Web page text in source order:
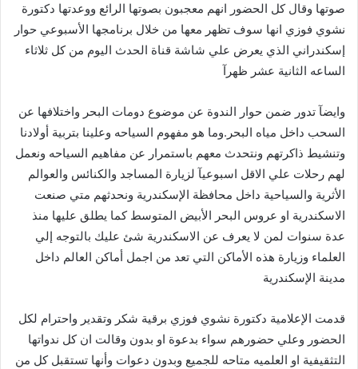
صوتها وقال كل الحضور انهم معجبون بصوتها الرائع ووعدتها دكتورة
نشوي فوزي انها سوف تظهر معها من خلال برنامجها الأسبوعي حوار
إسكندراني الذي يعرض علي شاشة قناة الحدث اليوم من كل ثلاثاء
الساعه الثانية عشر ظهرآ
وايضآ تدور ضمن حوار الندوة عن موضوع دومات البحر واختلافها عن
السحب داخل مياه البحر.وما هو مفهوم السياحه وعلينا بتربية أولادنا
وتنشيط ذاكرتهم ونتحدث معهم باستمرار عن مفاهيم السياحه ونعمل
لهم رحلات علي الاقل اسبوعيآ لزيارة المساجد والكنائس والعوالم
الأثرية والسياحية داخل محافظة الإسكندرية ونحدثهم متي صنعت
الاسكندرية او عروس البحر الأبيض المتوسط كما يطلق عليها منذ
عدة سنوات لمن لا يعرف عن الاسكندرية شئ عليك بالتوجه إلي
العلماء وزيارة هذه الأماكن التي تعد من اجمل أماكن العالم داخل
مدينة الإسكندرية
قدمت الإعلامية دكتورة نشوي فوزي برقية شكر وتقدير واحترام لكل
الحضور وعلي حضورهم سواء بدعوة او بدون وقالت ان كل ندواتها
التثقيفية او العلميه متاحه للجميع وبدون دعوات وأنها تستقبل كل من